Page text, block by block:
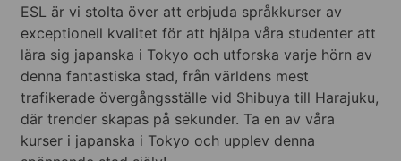
ESL är vi stolta över att erbjuda språkkurser av
exceptionell kvalitet för att hjälpa våra studenter att
lära sig japanska i Tokyo och utforska varje hörn av
denna fantastiska stad, från världens mest
trafikerade övergångsställe vid Shibuya till Harajuku,
där trender skapas på sekunder. Ta en av våra
kurser i japanska i Tokyo och upplev denna